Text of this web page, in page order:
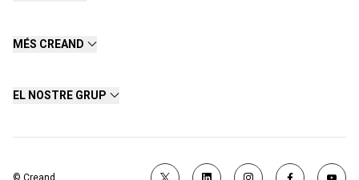
MÉS CREAND
EL NOSTRE GRUP
© Creand